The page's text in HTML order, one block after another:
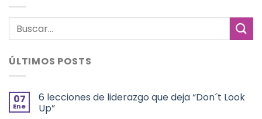
ÚLTIMOS POSTS
07
Ene
6 lecciones de liderazgo que deja “Don´t Look
Up”